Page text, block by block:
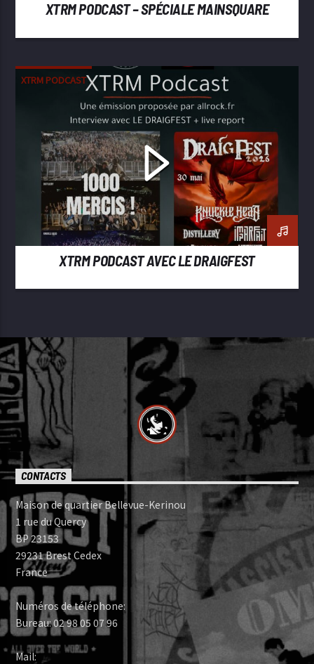
XTRM PODCAST – SPÉCIALE MAINSQUARE
XTRM PODCAST
XTRM PODCAST AVEC LE DRAIGFEST
CONTACTS
Maison de quartier Bellevue-Kerinou
1 rue du Quercy
BP 23153
29231 Brest Cedex
France
Numéros de téléphone:
Bureau: 02 98 05 07 96
Mail: